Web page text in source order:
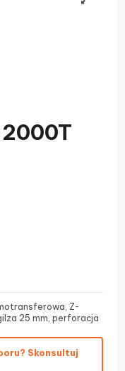
Z-
25 mm, perforacja
Skonsultuj